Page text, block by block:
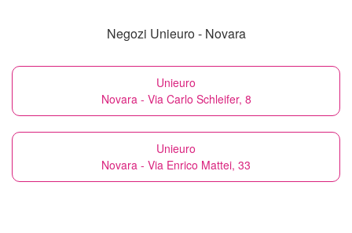
Negozi Unieuro - Novara
Unieuro
Novara - Via Carlo Schleifer, 8
Unieuro
Novara - Via Enrico Mattei, 33